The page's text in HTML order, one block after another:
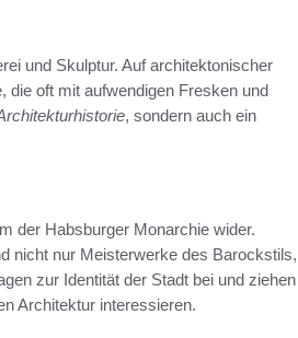
und Skulptur. Auf architektonischer
die oft mit aufwendigen Fresken und
, sondern auch ein
der Habsburger Monarchie wider.
nicht nur Meisterwerke des Barockstils,
zur Identität der Stadt bei und ziehen
Architektur interessieren.